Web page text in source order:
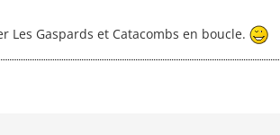
Les Gaspards et Catacombs en boucle.